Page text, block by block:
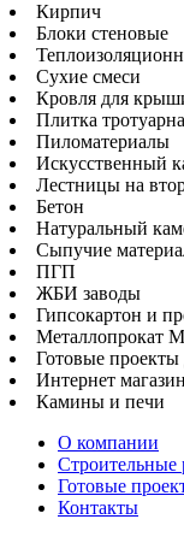
Кирпич
Блоки стеновые
Сухие смеси
Кровля для
Плитка
Пиломатериалы
Искусственный
Лестницы на
Бетон
Натуральный
Сыпучие
ПГП
ЖБИ заводы
Гипсокартон и
Металлопрокат
Готовые проекты
Интернет
Камины и печи
О компании
Строительные
Готовые
Контакты